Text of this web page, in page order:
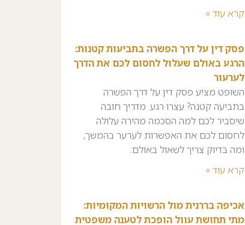
קרא עוד »
פסק דין על דרך הפשרה בתביעות קטנות:
הרגע באולם שעלול לחסום לכם את הדרך
לערעור
השופט מציע פסק דין על דרך הפשרה
בתביעה קטנה? עצרו רגע. מדריך חובה
שיסביר לכם למה הסכמה מהירה עלולה
לחסום לכם את האפשרות לערער בהמשך,
ומה בדיוק צריך לשאול באולם.
קרא עוד »
אכיפה בררנית מול הרשויות המקומיות:
מתי תחושת עוול הופכת לטענה משפטית